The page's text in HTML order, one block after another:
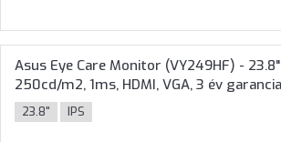
Asus Eye Care Monitor (VY249HF) -
250cd/m2, 1ms, HDMI, VGA, 3 év
23.8" IPS